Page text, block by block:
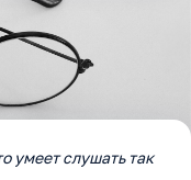
умеет слушать так